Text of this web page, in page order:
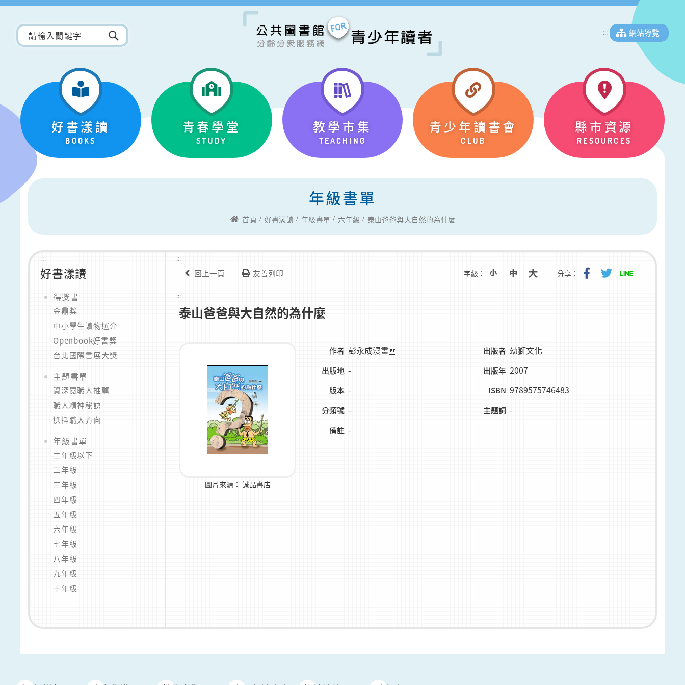
::: 網站導覽
好書漾讀
BOOKS
青春學堂
STUDY
教學市集
TEACHING
青少年讀書會
CLUB
縣市資源
RESOURCES
年級書單
首頁 好書漾讀 年級書單 六年級 泰山爸爸與大自然的為什麼
:::
好書漾讀
得獎書
金鼎獎
中小學生讀物選介
Openbook好書獎
台北國際書展大獎
主題書單
資深閱職人推薦
職人精神秘訣
選擇職人方向
年級書單
二年級以下
二年級
三年級
四年級
五年級
六年級
七年級
八年級
九年級
十年級
:::
回上一頁 友善列印 字級： 分享：
:::
泰山爸爸與大自然的為什麼
圖片來源： 誠品書店
作者 彭永成漫畫 出版者 幼獅文化
出版地 - 出版年 2007
版本 - ISBN 9789575746483
分類號 - 主題詞 -
備註 -